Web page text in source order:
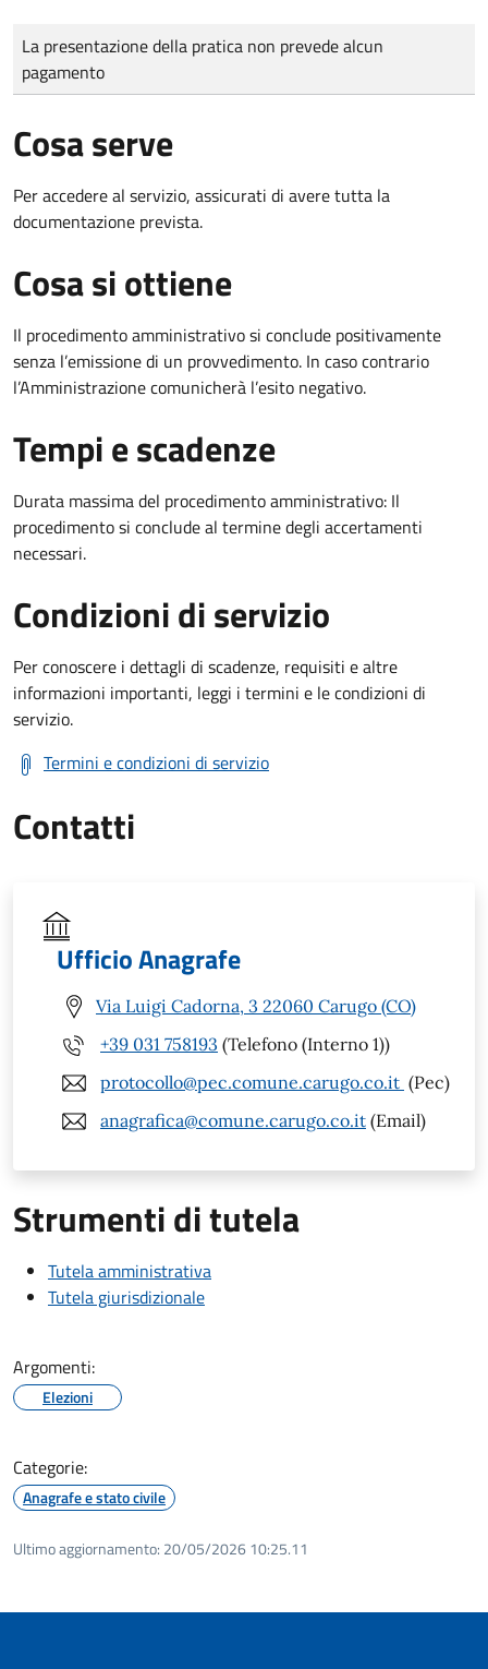
Tipo di pagamento
Importo
La presentazione della pratica non prevede alcun
pagamento
Cosa serve
Per accedere al servizio, assicurati di avere tutta la
documentazione prevista.
Cosa si ottiene
Il procedimento amministrativo si conclude positivamente
senza l’emissione di un provvedimento. In caso contrario
l’Amministrazione comunicherà l’esito negativo.
Tempi e scadenze
Durata massima del procedimento amministrativo: Il
procedimento si conclude al termine degli accertamenti
necessari.
Condizioni di servizio
Per conoscere i dettagli di scadenze, requisiti e altre
informazioni importanti, leggi i termini e le condizioni di
servizio.
Termini e condizioni di servizio
Contatti
Ufficio Anagrafe
Via Luigi Cadorna, 3 22060 Carugo (CO)
+39 031 758193 (Telefono (Interno 1))
protocollo@pec.comune.carugo.co.it (Pec)
anagrafica@comune.carugo.co.it (Email)
Strumenti di tutela
Tutela amministrativa
Tutela giurisdizionale
Argomenti:
Elezioni
Categorie:
Anagrafe e stato civile
Ultimo aggiornamento: 20/05/2026 10:25.11